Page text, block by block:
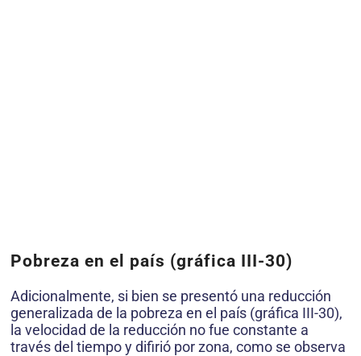
Pobreza en el país (gráfica III-30)
Adicionalmente, si bien se presentó una reducción
generalizada de la pobreza en el país (gráfica III-30),
la velocidad de la reducción no fue constante a
través del tiempo y difirió por zona, como se observa